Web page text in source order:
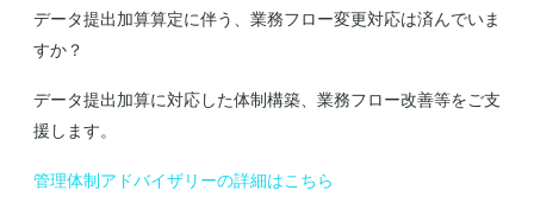
データ提出加算算定に伴う、業務フロー変更対応は済んでいま
すか？
データ提出加算に対応した体制構築、業務フロー改善等をご支
援します。
管理体制アドバイザリーの詳細はこちら